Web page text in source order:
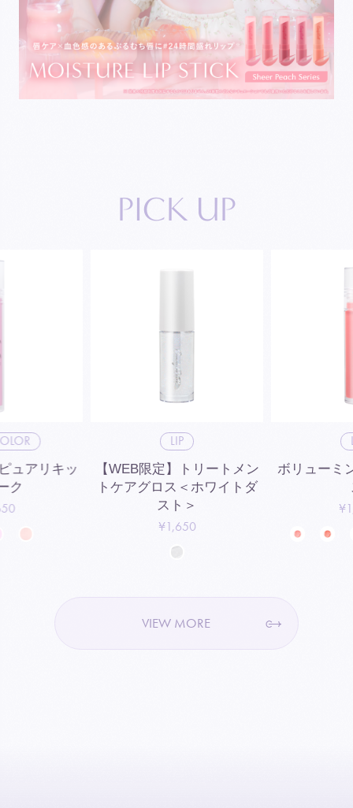
PICK UP
ュアリキッ
ク
LIP
【WEB限定】トリートメン
トケアグロス＜ホワイトダ
スト＞
¥1,650
ボリューミ
VIEW MORE